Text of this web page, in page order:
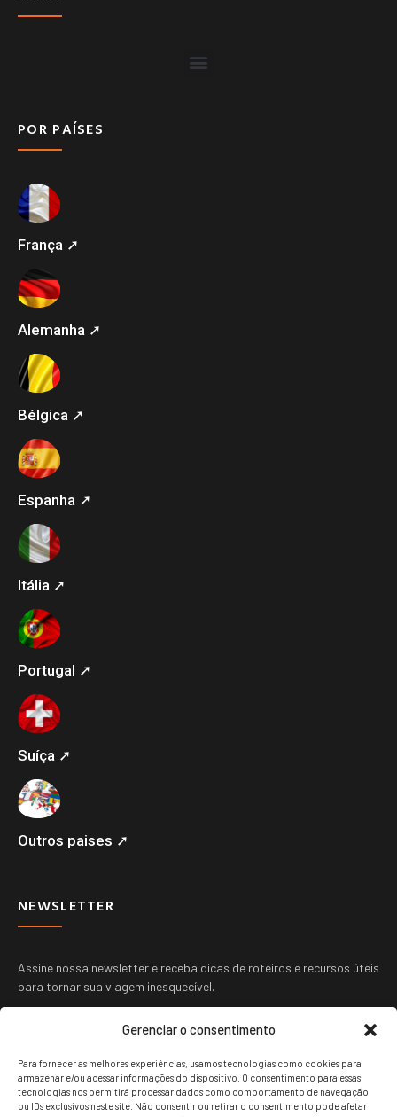
Gerenciar o consentimento
Para fornecer as melhores experiências, usamos tecnologias como cookies para
armazenar e/ou acessar informações do dispositivo. O consentimento para essas
tecnologias nos permitirá processar dados como comportamento de navegação
ou IDs exclusivos neste site. Não consentir ou retirar o consentimento pode afetar
POR PAÍSES
França ➚
Alemanha ➚
Bélgica ➚
Espanha ➚
Itália ➚
Portugal ➚
Suíça ➚
Outros paises ➚
NEWSLETTER
Assine nossa newsletter e receba dicas de roteiros e recursos úteis
para tornar sua viagem inesquecível.